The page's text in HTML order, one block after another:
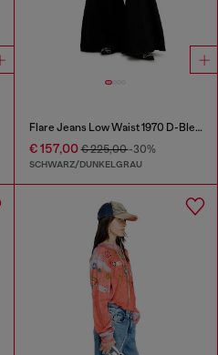
Flare Jeans Low Waist 1970 D-Bleess
€ 157,00€ 225,00-30%
SCHWARZ/DUNKELGRAU